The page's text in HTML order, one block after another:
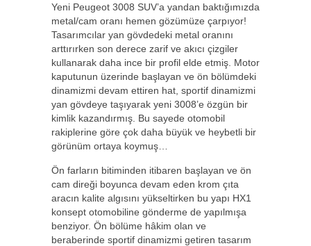
Yeni Peugeot 3008 SUV’a yandan baktığımızda
metal/cam oranı hemen gözümüze çarpıyor!
Tasarımcılar yan gövdedeki metal oranını
arttırırken son derece zarif ve akıcı çizgiler
kullanarak daha ince bir profil elde etmiş. Motor
kaputunun üzerinde başlayan ve ön bölümdeki
dinamizmi devam ettiren hat, sportif dinamizmi
yan gövdeye taşıyarak yeni 3008’e özgün bir
kimlik kazandırmış. Bu sayede otomobil
rakiplerine göre çok daha büyük ve heybetli bir
görünüm ortaya koymuş…
Ön farların bitiminden itibaren başlayan ve ön
cam direği boyunca devam eden krom çıta
aracın kalite algısını yükseltirken bu yapı HX1
konsept otomobiline gönderme de yapılmışa
benziyor. Ön bölüme hâkim olan ve
beraberinde sportif dinamizmi getiren tasarım